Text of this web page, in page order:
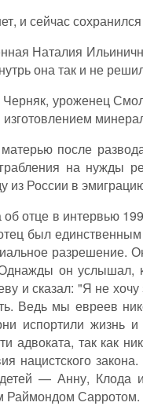
и сейчас
Наталия
она так и не
уроженец
после
на нужды
из России в
об отце в интервью
был
разрешение.
он услышал,
и сказал: "Я не
Ведь мы евреев
испортили жизнь
адвоката, так как
нацистского
— Анну, Клода
Раймондом Сарротом.